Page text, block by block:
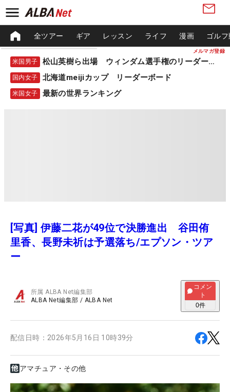
メルマガ登録
全ツアー ギア レッスン ライフ 漫画 ゴル
米国男子 松山英樹ら出場 ウィンダム選手権のリーダーボード
国内女子 北海道meijiカップ リーダーボード
米国女子 最新の世界ランキング
[写真] 伊藤二花が49位で決勝進出 谷田侑
里香、長野未祈は予選落ち/エプソン・ツア
ー
所属ALBA Net編集部
ALBA Net編集部 / ALBA Net
コメン
ト
0件
配信日時： 2026年5月16日 10時39分
アマチュア・その他